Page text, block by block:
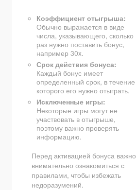
Коэффициент отыгрыша:
Обычно выражается в виде
числа, указывающего, сколько
раз нужно поставить бонус,
например 30x.
Срок действия бонуса:
Каждый бонус имеет
определенный срок, в течение
которого его нужно отыграть.
Исключенные игры:
Некоторые игры могут не
участвовать в отыгрыше,
поэтому важно проверять
информацию.
Перед активацией бонуса важно
внимательно ознакомиться с
правилами, чтобы избежать
недоразумений.